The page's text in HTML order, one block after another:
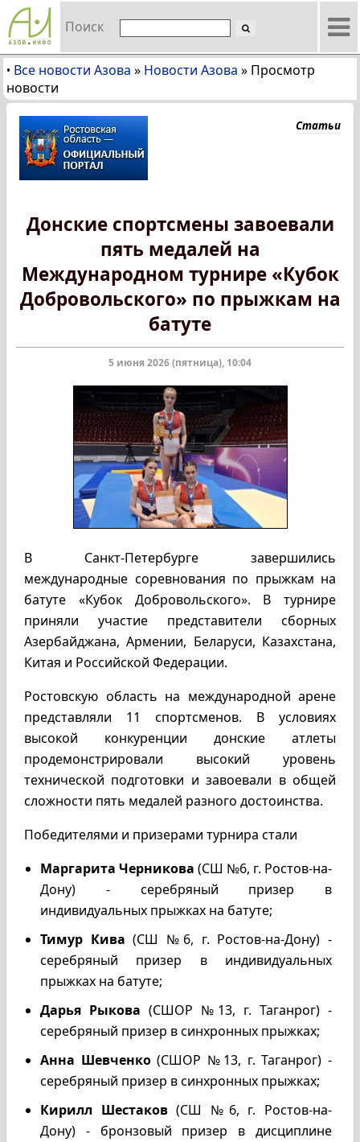
Поиск
• Все новости Азова » Новости Азова » Просмотр
новости
Статьи
Донские спортсмены завоевали
пять медалей на
Международном турнире «Кубок
Добровольского» по прыжкам на
батуте
5 июня 2026 (пятница), 10:04
В
Санкт-Петербурге завершились
международные соревнования по прыжкам на
батуте «Кубок Добровольского». В турнире
приняли участие представители сборных
Азербайджана, Армении, Беларуси, Казахстана,
Китая и Российской Федерации.
Ростовскую область на международной арене
представляли 11 спортсменов. В условиях
высокой конкуренции донские атлеты
продемонстрировали высокий уровень
технической подготовки и завоевали в общей
сложности пять медалей разного достоинства.
Победителями и призерами турнира стали
Маргарита Черникова (СШ №6, г. Ростов-на-
Дону) - серебряный призер в
индивидуальных прыжках на батуте;
Тимур Кива (СШ №6, г. Ростов-на-Дону) -
серебряный призер в индивидуальных
прыжках на батуте;
Дарья Рыкова (СШОР №13, г. Таганрог) -
серебряный призер в синхронных прыжках;
Анна Шевченко(СШОР №13, г. Таганрог) -
серебряный призер в синхронных прыжках;
Кирилл Шестаков(СШ №6, г. Ростов-на-
Дону) - бронзовый призер в дисциплине